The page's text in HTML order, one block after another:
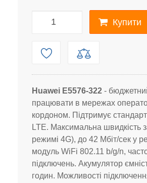
Купити
Huawei E5576-322 -
працювати в мережах
кордоном. Підтримує
LTE. Максимальна швидкість
режимі 4G), до 42 Мбіт/сек у
модуль WiFi 802.11 b/g/n,
підключень. Акумулятор
годин. Можливості